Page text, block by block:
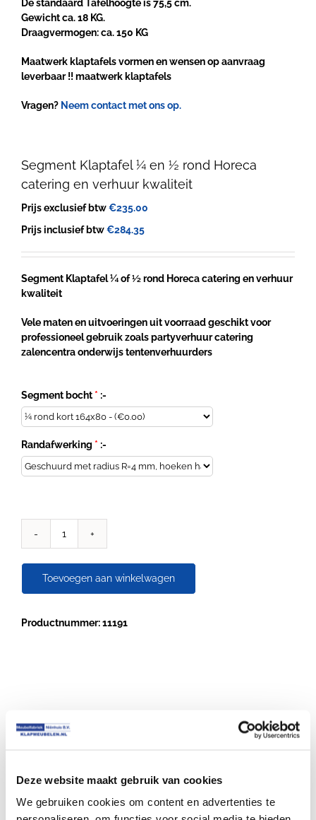
Deze website maakt gebruik van cookies
We gebruiken cookies om content en advertenties te
Segment Klaptafel ¼ en ½ rond Horeca
catering en verhuur kwaliteit
Prijs exclusief btw€235.00
Prijs inclusief btw€284.35
Segment Klaptafel ¼ of ½ rond Horeca catering en verhuur
kwaliteit
Vele maten en uitvoeringen uit voorraad geschikt voor
professioneel gebruik zoals partyverhuur catering
zalencentra onderwijs tentenverhuurders
Segment bocht * :-
Randafwerking * :-
Segment
en
Horeca
Toevoegen aan winkelwagen
Productnummer: 11191
De standaard Tafelhoogte is 75,5 cm.
Gewicht ca. 18 KG.
Draagvermogen: ca. 150 KG
Maatwerk klaptafels vormen en wensen op aanvraag
leverbaar !! maatwerk klaptafels
Vragen? Neem contact met ons op.